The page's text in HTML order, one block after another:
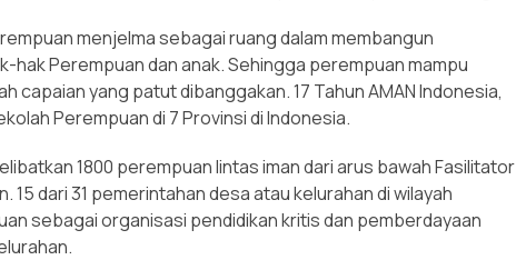
menjelma sebagai ruang dalam membangun
hak Perempuan dan anak. Sehingga perempuan mampu
capaian yang patut dibanggakan. 17 Tahun AMAN Indonesia,
Perempuan di 7 Provinsi di Indonesia.
1800 perempuan lintas iman dari arus bawah Fasilitator
15 dari 31 pemerintahan desa atau kelurahan di wilayah
sebagai organisasi pendidikan kritis dan pemberdayaan